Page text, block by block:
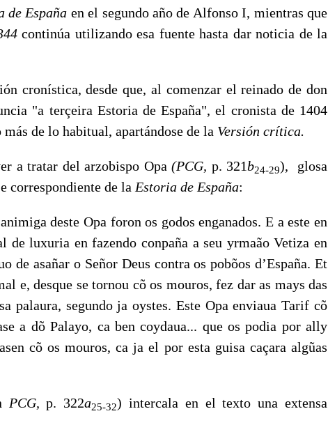
de España en el segundo año de Alfonso I, mientras que
continúa utilizando esa fuente hasta dar noticia de la
cronística, desde que, al comenzar el reinado de don
"a terçeira Estoria de España", el cronista de 1404
de lo habitual, apartándose de la Versión crítica.
a tratar del arzobispo Opa (PCG, p. 321b24-29), glosa
correspondiente de la Estoria de España:
deste Opa foron os godos enganados. E a este en
luxuria en fazendo conpaña a seu yrmaão Vetiza en
de asañar o Señor Deus contra os pobõos d’España. Et
e, desque se tornou cõ os mouros, fez dar as mays das
palaura, segundo ja oystes. Este Opa enviaua Tarif cõ
a dõ Palayo, ca ben coydaua... que os podia por ally
cõ os mouros, ca ja el por esta guisa caçara algũas
PCG,p. 322a25-32) intercala en el texto una extensa